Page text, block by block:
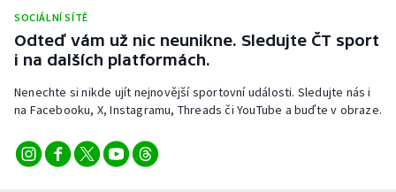
Stolní tenis
Triatlon
Veslování
Vodní slalom
SOCIÁLNÍ SÍTĚ
Odteď vám už nic neunikne. Sledujte ČT sport
i na dalších platformách.
Nenechte si nikde ujít nejnovější sportovní události. Sledujte nás i
na Facebooku, X, Instagramu, Threads či YouTube a buďte v obraze.